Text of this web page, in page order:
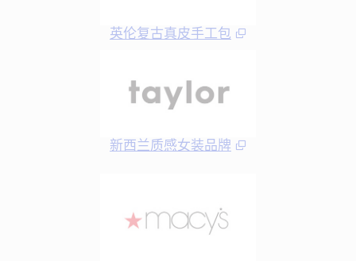
英伦复古真皮手工包
新西兰质感女装品牌